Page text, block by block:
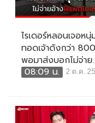
ไรเดอร์หลอนเจอห
ทอดเจ้าดังกว่า
พอมาส่งบอกไม่จ่าย
08:09 น.
2 ต.ค.